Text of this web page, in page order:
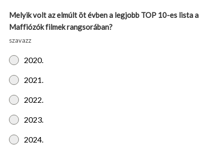
Melyik volt az elmúlt öt évben a legjobb TOP 10-es lista a
Maffiózók filmek rangsorában?
szavazz
2020.
2021.
2022.
2023.
2024.